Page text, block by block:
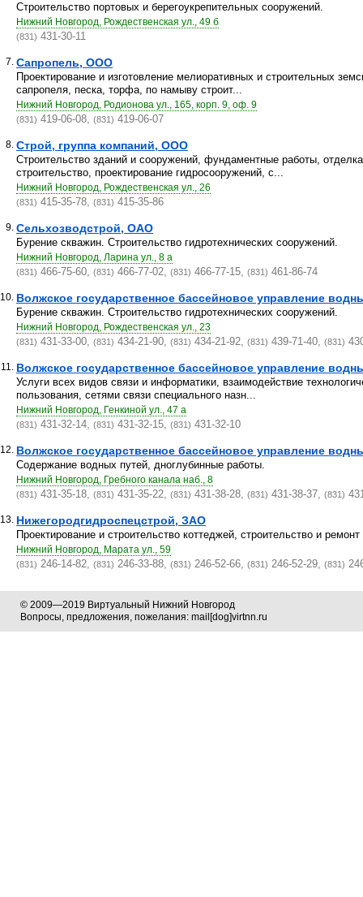
Строительство портовых и берегоукрепительных сооружений.
Нижний Новгород, Рождественская ул., 49 б
(831) 431-30-11
7. Сапропель, ООО
Проектирование и изготовление мелиоративных и строительных
сапропеля, песка, торфа, по намыву строит...
Нижний Новгород, Родионова ул., 165, корп. 9, оф. 9
(831) 419-06-08, (831) 419-06-07
8. Строй, группа компаний, ООО
Строительство зданий и сооружений, фундаментные работы,
строительство, проектирование гидросооружений, с...
Нижний Новгород, Рождественская ул., 26
(831) 415-35-78, (831) 415-35-86
9. Сельхозводстрой, ОАО
Бурение скважин. Строительство гидротехнических сооружений.
Нижний Новгород, Ларина ул., 8 а
(831) 466-75-60, (831) 466-77-02, (831) 466-77-15, (831) 461-86-74
10. Волжское государственное бассейновое управление
Бурение скважин. Строительство гидротехнических сооружений.
Нижний Новгород, Рождественская ул., 23
(831) 431-33-00, (831) 434-21-90, (831) 434-21-92, (831) 439-71-40, (831)
11. Волжское государственное бассейновое управление
Услуги всех видов связи и информатики, взаимодействие
пользования, сетями связи специального назн...
Нижний Новгород, Генкиной ул., 47 а
(831) 431-32-14, (831) 431-32-15, (831) 431-32-10
12. Волжское государственное бассейновое управление
Содержание водных путей, дноглубинные работы.
Нижний Новгород, Гребного канала наб., 8
(831) 431-35-18, (831) 431-35-22, (831) 431-38-28, (831) 431-38-37, (831)
13. Нижегородгидроспецстрой, ЗАО
Проектирование и строительство коттеджей, строительство и
Нижний Новгород, Марата ул., 59
(831) 246-14-82, (831) 246-33-88, (831) 246-52-66, (831) 246-52-29, (831)
© 2009—2019 Виртуальный Нижний Новгород
Вопросы, предложения, пожелания: mail[dog]virtnn.ru